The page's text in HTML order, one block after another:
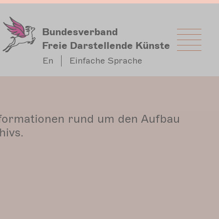
Bundesverband
Freie Darstellende Künste
En Einfache Sprache
rund um den Aufbau